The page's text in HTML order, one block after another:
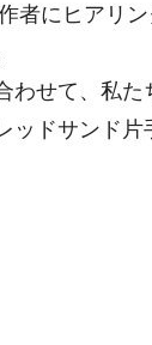
者にヒアリ
わせて、私
ドサンド片